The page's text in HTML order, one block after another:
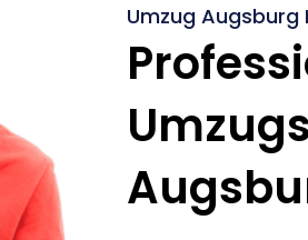
Umzug Augsburg